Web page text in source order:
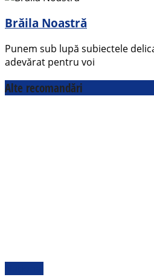
Brăila Noastră
Punem sub lupă subiectele
adevărat pentru voi
Alte recomandări